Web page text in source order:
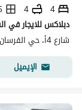
4
4
دبلاكس للايجار في
شارع 4أ، حي الفرسان، الدمام
الإيميل